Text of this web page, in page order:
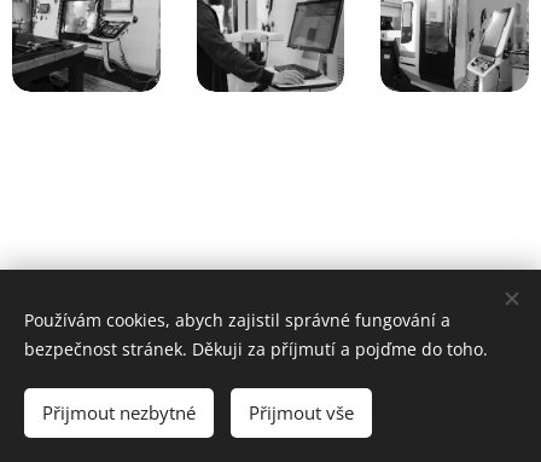
Jiří Lešikar |+420 792 457 995|kontakt@jirilesikar.cz
Tatenice 251, Tatenice 561 31
Cookies
Používám cookies, abych zajistil správné fungování a
bezpečnost stránek. Děkuji za příjmutí a pojďme do toho.
Přijmout nezbytné Přijmout vše